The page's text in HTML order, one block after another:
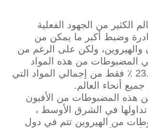
الكثير من الجهود الفعلية
وضبط أكبر ما يمكن من
والهيروين، ولكن على الرغم من
المضبوطات من هذه المواد
يقدر بحوالي 23.5 ٪ فقط من إجمالي المواد التي
أنحاء العالم.
79٪ من هذه المضبوطات من الأفيون
تداولها في الشرق الأوسط ،
من الهيروين تتم في دول